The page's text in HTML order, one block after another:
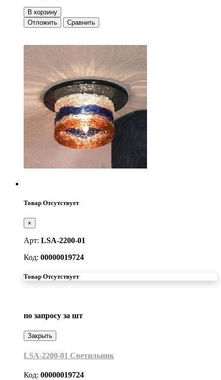
В корзину
Отложить
Сравнить
Товар Отсутствует
×
Арт: LSA-2200-01
Код: 00000019724
Товар Отсутствует
по запросу за шт
Закрыть
LSA-2200-01 Светильник
Код: 00000019724